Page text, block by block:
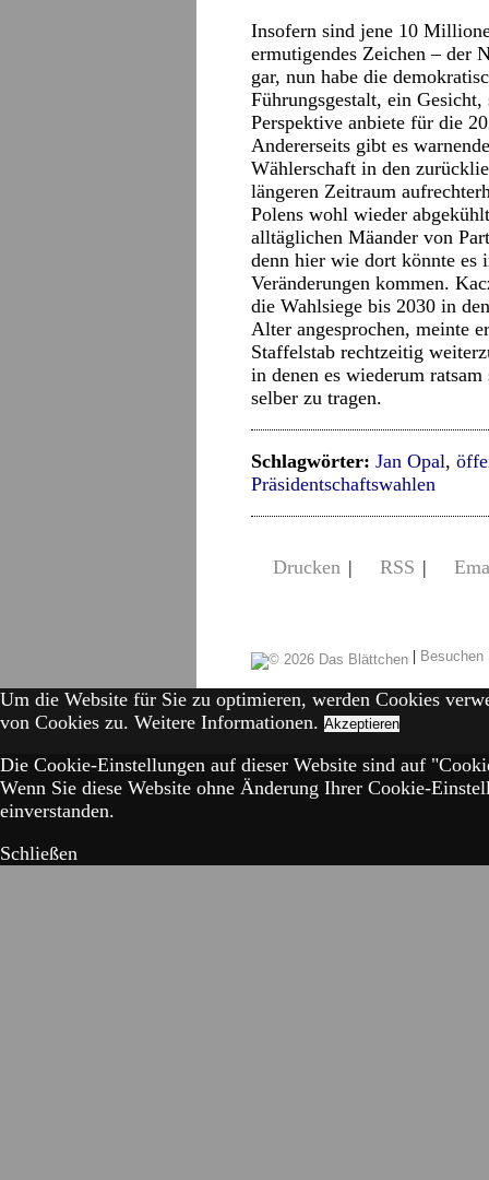
Insofern sind jene 10
ermutigendes Zeichen – der
gar, nun habe die
Führungsgestalt, ein
Perspektive anbiete für die
Andererseits gibt es
Wählerschaft in den
längeren Zeitraum
Polens wohl wieder
alltäglichen Mäander von
denn hier wie dort könnte es
Veränderungen kommen.
die Wahlsiege bis 2030 in
Alter angesprochen, meinte
Staffelstab rechtzeitig
in denen es wiederum
selber zu tragen.
Schlagwörter: Jan Opal,
Präsidentschaftswahlen
Drucken | RSS |
|
Um die Website für Sie zu optimieren, werden Cookies
von Cookies zu. Weitere Informationen. Akzeptieren
Die Cookie-Einstellungen auf dieser Website sind auf
Wenn Sie diese Website ohne Änderung Ihrer Cookie-
einverstanden.
Schließen